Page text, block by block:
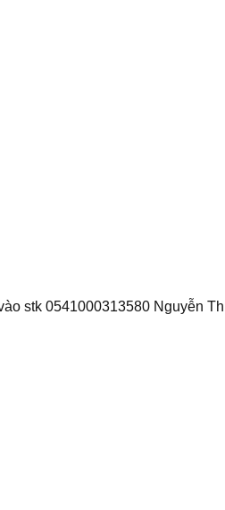
stk 0541000313580 Nguyễn